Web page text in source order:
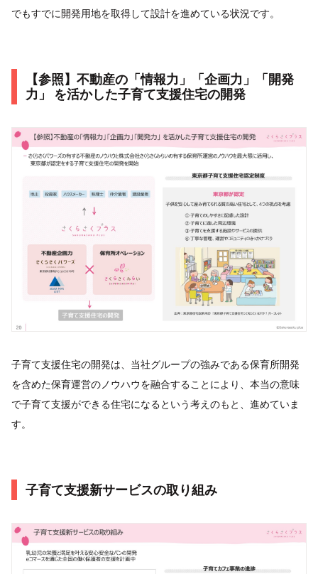
でもすでに開発用地を取得して設計を進めている状況です。
【参照】不動産の「情報力」「企画力」「開発
力」 を活かした子育て支援住宅の開発
子育て支援住宅の開発は、当社グループの強みである保育所開発
を含めた保育運営のノウハウを融合することにより、本当の意味
で子育て支援ができる住宅になるという考えのもと、進めていま
す。
子育て支援新サービスの取り組み